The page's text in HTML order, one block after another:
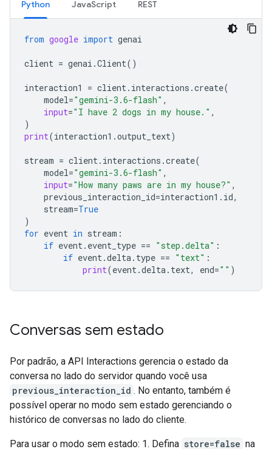
Python JavaScript REST
from google import genai
client = genai .Client()
interaction1 = client. interactions .create(
model="gemini-3.6-flash" ,
input="I have 2 dogs in my house." ,
)
print(interaction1 .output_text)
stream = client. interactions .create(
model="gemini-3.6-flash" ,
input="How many paws are in my house?" ,
previous_interaction_id=interaction1 . id,
stream=True
)
for event in stream :
if event. event_type == "step.delta" :
if event.delta. type == "text" :
print(event.delta. text, end="" )
Conversas sem estado
Por padrão, a API Interactions gerencia o estado da
conversa no lado do servidor quando você usa
previous_interaction_id . No entanto, também é
possível operar no modo sem estado gerenciando o
histórico de conversas no lado do cliente.
Para usar o modo sem estado: 1. Defina store=false na